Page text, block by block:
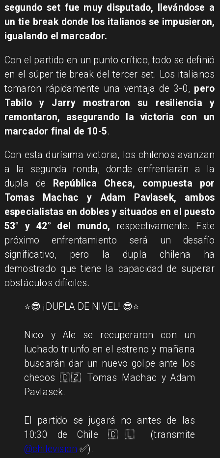
segundo set fue muy disputado, llevándose a
un tie break donde los italianos se impusieron,
igualando el marcador.
Con el partido en un punto crítico, todo se definió
en el súper tie break del tercer set. Los italianos
tomaron rápidamente una ventaja de 3-0, pero
Tabilo y Jarry mostraron su resiliencia y
remontaron, asegurando la victoria con un
marcador final de 10-5.
Con esta durísima victoria, los chilenos avanzan
a la segunda ronda, donde enfrentarán a la
dupla de
República Checa, compuesta por
Tomas Machac y Adam Pavlasek, ambos
especialistas en dobles y situados en el puesto
53° y 42° del mundo, respectivamente. Este
próximo enfrentamiento será un desafío
significativo, pero la dupla chilena ha
demostrado que tiene la capacidad de superar
obstáculos difíciles.
⭐️😎 ¡DUPLA DE NIVEL! 😎⭐️
Nico y Ale se recuperaron con un
luchado triunfo en el estreno y mañana
buscarán dar un nuevo golpe ante los
checos 🇨🇿 Tomas Machac y Adam
Pavlasek.
El partido se jugará no antes de las
10:30 de Chile 🇨🇱 (transmite
@chilevision ✅).